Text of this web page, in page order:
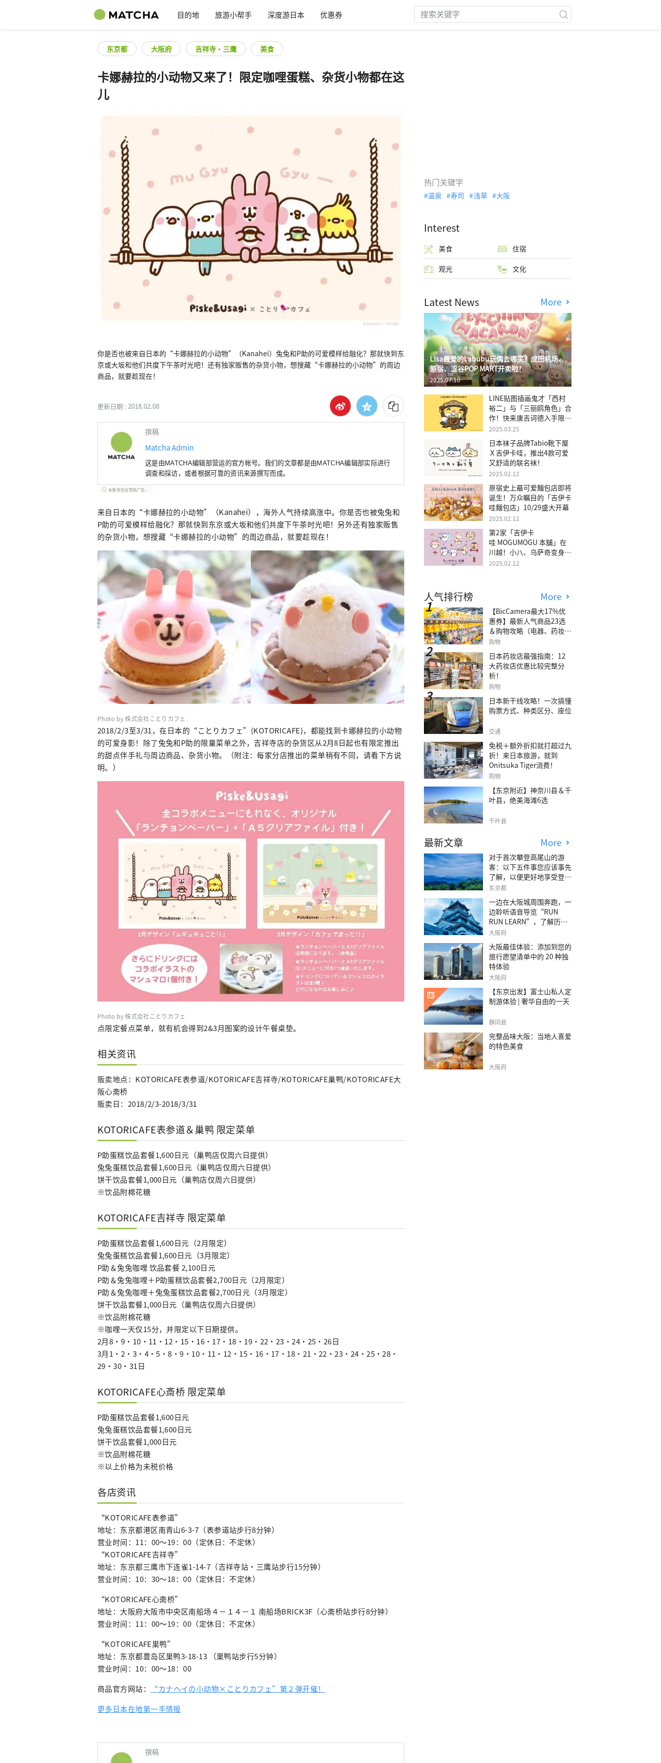
目的地 旅游小帮手 深度游日本 优惠券
东京都 大阪府 吉祥寺・三鹰 美食
卡娜赫拉的小动物又来了！限定咖哩蛋糕、杂货小物都在这
儿
你是否也被来自日本的“卡娜赫拉的小动物”（Kanahei）兔兔和P助的可爱模样给融化？那就快到东
京或大坂和他们共度下午茶时光吧！还有独家贩售的杂货小物，想搜藏“卡娜赫拉的小动物”的周边
商品，就要趁现在！
更新日期 : 2018.02.08
撰稿
Matcha Admin
这是由MATCHA编辑部营运的官方帐号。我们的文章都是由MATCHA编辑部实际进行
调查和採访，或者根据可靠的资讯来源撰写而成。
本服务包含赞助广告。
来自日本的“卡娜赫拉的小动物”（Kanahei），海外人气持续高涨中。你是否也被兔兔和
P助的可爱模样给融化？那就快到东京或大坂和他们共度下午茶时光吧！另外还有独家贩售
的杂货小物，想搜藏“卡娜赫拉的小动物”的周边商品，就要趁现在！
Photo by 株式会社ことりカフェ
2018/2/3至3/31，在日本的“ことりカフェ”(KOTORICAFE)，都能找到卡娜赫拉的小动物
的可爱身影！除了兔兔和P助的限量菜单之外，吉祥寺店的杂货区从2月8日起也有限定推出
的甜点伴手礼与周边商品、杂货小物。（附注：每家分店推出的菜单稍有不同，请看下方说
明。）
Photo by 株式会社ことりカフェ
点限定餐点菜单，就有机会得到2&3月图案的设计午餐桌垫。
相关资讯
贩卖地点：KOTORICAFE表参道/KOTORICAFE吉祥寺/KOTORICAFE巢鸭/KOTORICAFE大
阪心斋桥
贩卖日：2018/2/3-2018/3/31
KOTORICAFE表参道＆巢鸭 限定菜单
P助蛋糕饮品套餐1,600日元（巢鸭店仅周六日提供）
兔兔蛋糕饮品套餐1,600日元（巢鸭店仅周六日提供）
饼干饮品套餐1,000日元（巢鸭店仅周六日提供）
※饮品附棉花糖
KOTORICAFE吉祥寺 限定菜单
P助蛋糕饮品套餐1,600日元（2月限定）
兔兔蛋糕饮品套餐1,600日元（3月限定）
P助＆兔兔咖哩 饮品套餐 2,100日元
P助＆兔兔咖哩＋P助蛋糕饮品套餐2,700日元（2月限定）
P助＆兔兔咖哩＋兔兔蛋糕饮品套餐2,700日元（3月限定）
饼干饮品套餐1,000日元（巢鸭店仅周六日提供）
※饮品附棉花糖
※咖哩一天仅15分，并限定以下日期提供。
2月8・9・10・11・12・15・16・17・18・19・22・23・24・25・26日
3月1・2・3・4・5・8・9・10・11・12・15・16・17・18・21・22・23・24・25・28・
29・30・31日
KOTORICAFE心斎桥 限定菜单
P助蛋糕饮品套餐1,600日元
兔兔蛋糕饮品套餐1,600日元
饼干饮品套餐1,000日元
※饮品附棉花糖
※以上价格为未税价格
各店资讯
“KOTORICAFE表参道”
地址：东京都港区南青山6-3-7（表参道站步行8分钟）
营业时间：11：00～19：00（定休日：不定休）
“KOTORICAFE吉祥寺”
地址：东京都三鹰市下连雀1-14-7（吉祥寺站・三鹰站步行15分钟）
营业时间：10：30～18：00（定休日：不定休）
“KOTORICAFE心斋桥”
地址：大阪府大阪市中央区南船场４－１４－１ 南船场BRICK3F（心斋桥站步行8分钟）
营业时间：11：00～19：00（定休日：不定休）
“KOTORICAFE巣鸭”
地址：东京都豊岛区巣鸭3-18-13 （巣鸭站步行5分钟）
营业时间：10：00～18：00
商品官方网站：
“カナヘイの小动物×ことりカフェ”第２弾开催！
更多日本在地第一手情报
撰稿
热门关键字
温泉 寿司 浅草 大阪
Interest
美食 住宿
观光 文化
Latest News More
Lisa最爱的Labubu玩偶去哪买？成田机场、
原宿、涩谷POP MART开卖啦！
2025.07.10
LINE贴图插画鬼才「西村
裕二」与「三丽鸥角色」合
作！快来唐吉诃德入手限量
商品
2025.03.25
日本袜子品牌Tabio靴下屋
Ｘ吉伊卡哇，推出4款可爱
又舒适的联名袜！
2025.02.12
原宿史上最可爱麵包店即将
诞生！万众瞩目的「吉伊卡
哇麵包店」10/29盛大开幕
2025.02.12
第2家「吉伊卡
哇 MOGUMOGU 本舖」在
川越！小八、乌萨奇变身可
爱地瓜！
2025.02.12
人气排行榜 More
【BicCamera最大17%优
惠券】最新人气商品23选
＆购物攻略（电器、药妆、
玩具等）
购物
日本药妆店最强指南：12
大药妆店优惠比较完整分
析！
购物
日本新干线攻略！一次搞懂
购票方式、种类区分、座位
交通
免税＋额外折扣就打超过九
折！来日本旅游，就到
Onitsuka Tiger消费！
购物
【东京附近】神奈川县＆千
叶县，绝美海滩6选
千叶县
最新文章 More
对于首次攀登高尾山的游
客：以下五件事您应该事先
了解，以便更好地享受登山
之旅。
东京都
一边在大阪城周围奔跑，一
边聆听语音导览“RUN
RUN LEARN”，了解历
史。
大阪府
大阪最佳体验：添加到您的
旅行愿望清单中的 20 种独
特体验
大阪府
【东京出发】富士山私人定
制游体验 | 奢华自由的一天
静冈县
完整品味大阪：当地人喜爱
的特色美食
大阪府